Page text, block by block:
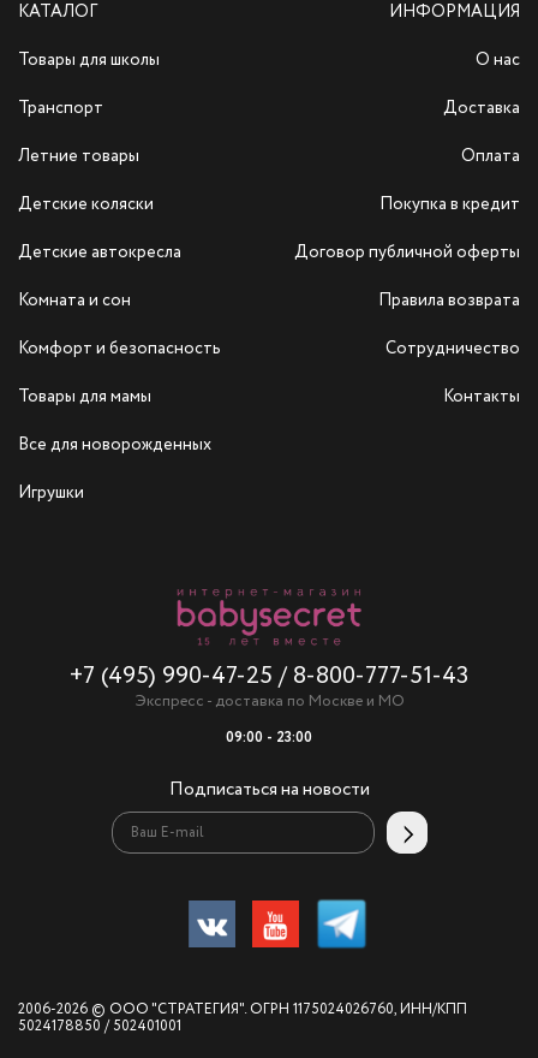
КАТАЛОГ
Товары для школы
Транспорт
Летние товары
Детские коляски
Детские автокресла
Комната и сон
Комфорт и безопасность
Товары для мамы
Все для новорожденных
Игрушки
+7 (495) 990-47-25 / 8-800-777-51-43
Экспресс - доставка по Москве и МО
09:00 - 23:00
Подписаться на новости
ИНФОРМАЦИЯ
О нас
Доставка
Оплата
Покупка в кредит
Договор публичной оферты
Правила возврата
Сотрудничество
Контакты
2006-2026 © ООО "СТРАТЕГИЯ". ОГРН 1175024026760, ИНН/КПП
5024178850 / 502401001